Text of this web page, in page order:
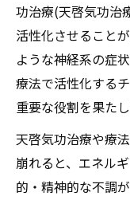
功治療(天啓気功治
活性化させること
ような神経系の症
療法で活性化する
重要な役割を果たし
天啓気功治療や療
崩れると、エネル
的・精神的な不調